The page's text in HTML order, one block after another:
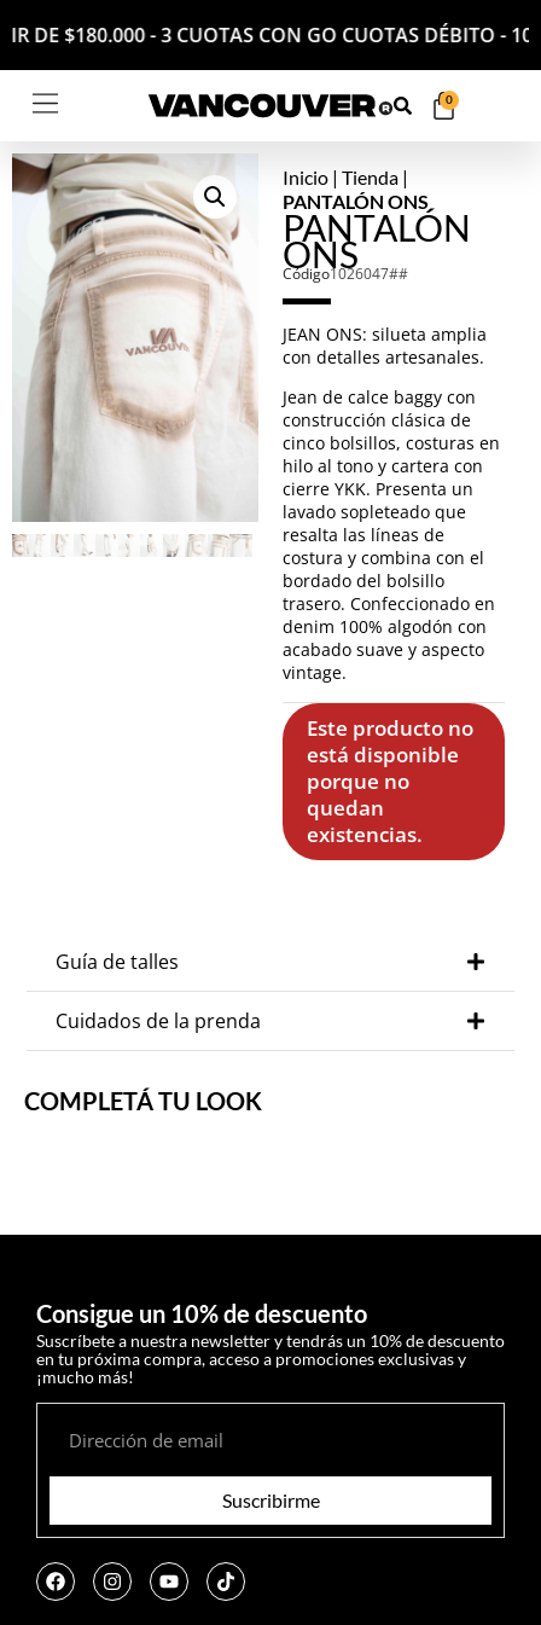
DE $180.000 - 3 CUOTAS CON GO CUOTAS DÉBITO -
0
Inicio| Tienda|
PANTALÓN ONS
PANTALÓN
ONS
Código1026047##
JEAN ONS: silueta amplia
con detalles artesanales.
Jean de calce baggy con
construcción clásica de
cinco bolsillos, costuras en
hilo al tono y cartera con
cierre YKK. Presenta un
lavado sopleteado que
resalta las líneas de
costura y combina con el
bordado del bolsillo
trasero. Confeccionado en
denim 100% algodón con
acabado suave y aspecto
vintage.
Este producto no
está disponible
porque no
quedan
existencias.
Guía de talles
Cuidados de la prenda
COMPLETÁ TU LOOK
Consigue un 10% de descuento
Suscríbete a nuestra newsletter y tendrás un 10% de descuento
en tu próxima compra, acceso a promociones exclusivas y
¡mucho más!
Suscribirme
PRIMERA COMPRA.
Drops nuevos, promos exclusivas y mucho más.
📩 Dejanos tu mail y vestite distinto.
Suscribirme